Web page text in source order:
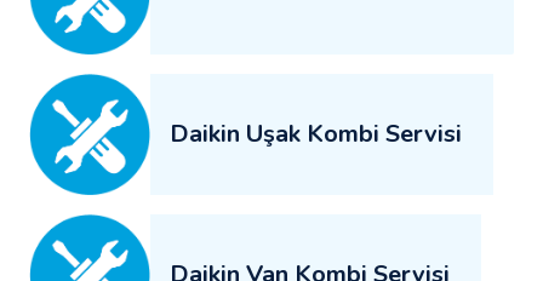
Daikin Uşak Kombi Servisi
Daikin Van Kombi Servisi